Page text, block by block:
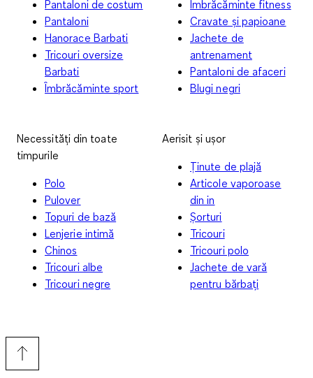
Pantaloni de costum
Pantaloni
Hanorace Barbati
Tricouri oversize
Barbati
Îmbrăcăminte sport
Îmbrăcăminte fitness
Cravate și papioane
Jachete de
antrenament
Pantaloni de afaceri
Blugi negri
Necessități din toate
timpurile
Polo
Pulover
Topuri de bază
Lenjerie intimă
Chinos
Tricouri albe
Tricouri negre
Aerisit și ușor
Ținute de plajă
Articole vaporoase
din in
Șorturi
Tricouri
Tricouri polo
Jachete de vară
pentru bărbați